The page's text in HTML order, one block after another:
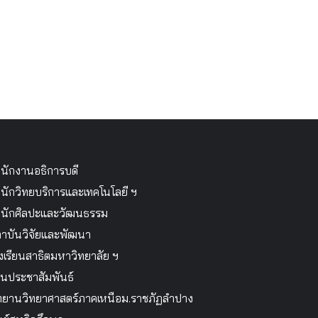
กงานอธิการบดี
กวิทยบริการและเทคโนโลยี ฯ
กศิลปะและวัฒนธรรม
บันวิจัยและพัฒนา
เรียนสาธิตมหาวิทยาลัย ฯ
ประชาสัมพันธ์
านวิทยาศาสตร์ภาคเหนือม.ราชภัฏลำปาง